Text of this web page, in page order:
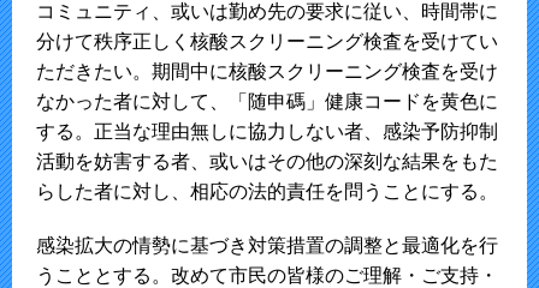
コミュニティ、或いは勤め先の要求に従い、時間帯に
分けて秩序正しく核酸スクリーニング検査を受けてい
ただきたい。期間中に核酸スクリーニング検査を受け
なかった者に対して、「随申碼」健康コードを黄色に
する。正当な理由無しに協力しない者、感染予防抑制
活動を妨害する者、或いはその他の深刻な結果をもた
らした者に対し、相応の法的責任を問うことにする。
感染拡大の情勢に基づき対策措置の調整と最適化を行
うこととする。改めて市民の皆様のご理解・ご支持・